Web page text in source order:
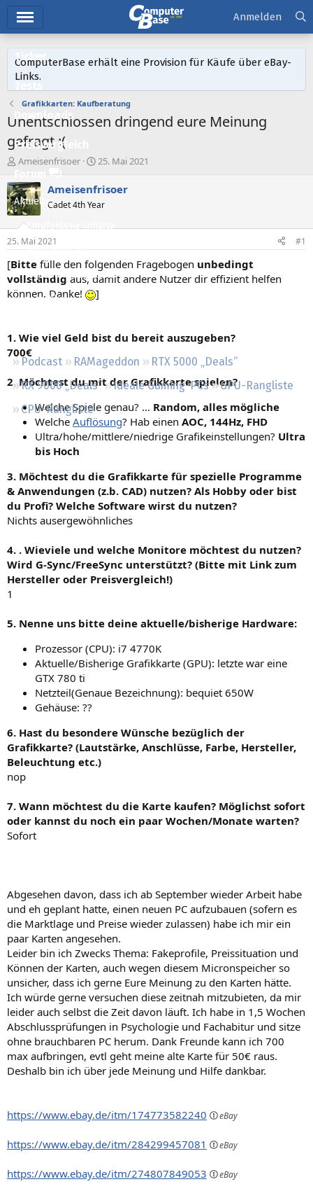
Ticker
Downloads
Preisvergleich
Forum
Aktuelles
Empfohlene Inhalte
Neue Beiträge
Neueste Aktivitäten
Leserartikel
Podcast RAMageddon
RTX 5000 „Deals“
RX 9000 „Deals“
Ideale Gaming-PCs
GPU-Rangliste
CPU-Rangliste
Anmelden
ComputerBase erhält eine Provision für Käufe über eBay-
Links.
Grafikkarten: Kaufberatung
Unentschlossen dringend eure Meinung
gefragt :(
E
r
s
t
e
e
r
Ameisenfrisoer
E
s
e
t
a
m
25. Mai 2021
Ameisenfrisoer
Cadet 4th Year
25. Mai 2021 #1
[Bitte fülle den folgenden Fragebogen unbedingt
vollständig aus, damit andere Nutzer dir effizient helfen
können. Danke!
]
1. Wie viel Geld bist du bereit auszugeben?
700€
2. Möchtest du mit der Grafikkarte spielen?
Welche Spiele genau? … Random, alles mögliche
Welche Auflösung? Hab einen AOC, 144Hz, FHD
Ultra/hohe/mittlere/niedrige Grafikeinstellungen? Ultra
bis Hoch
3. Möchtest du die Grafikkarte für spezielle Programme
& Anwendungen (z.b. CAD) nutzen? Als Hobby oder bist
du Profi? Welche Software wirst du nutzen?
Nichts ausergewöhnliches
4. . Wieviele und welche Monitore möchtest du nutzen?
Wird G-Sync/FreeSync unterstützt? (Bitte mit Link zum
Hersteller oder Preisvergleich!)
1
5. Nenne uns bitte deine aktuelle/bisherige Hardware:
Prozessor (CPU): i7 4770K
Aktuelle/Bisherige Grafikkarte (GPU): letzte war eine
GTX 780 ti
Netzteil(Genaue Bezeichnung): bequiet 650W
Gehäuse: ??
6. Hast du besondere Wünsche bezüglich der
Grafikkarte? (Lautstärke, Anschlüsse, Farbe, Hersteller,
Beleuchtung etc.)
nop
7. Wann möchtest du die Karte kaufen? Möglichst sofort
oder kannst du noch ein paar Wochen/Monate warten?
Sofort
Abgesehen davon, dass ich ab September wieder Arbeit habe
und eh geplant hatte, einen neuen PC aufzubauen (sofern es
die Marktlage und Preise wieder zulassen) habe ich mir ein
paar Karten angesehen.
Leider bin ich Zwecks Thema: Fakeprofile, Preissituation und
Können der Karten, auch wegen diesem Micronspeicher so
unsicher, dass ich gerne Eure Meinung zu den Karten hätte.
Ich würde gerne versuchen diese zeitnah mitzubieten, da mir
leider auch selbst die Zeit davon läuft. Ich habe in 1,5 Wochen
Abschlussprüfungen in Psychologie und Fachabitur und sitze
ohne brauchbaren PC herum. Dank Freunde kann ich 700
max aufbringen, evtl geht meine alte Karte für 50€ raus.
Deshalb bin ich über jede Meinung und Hilfe dankbar.
https://www.ebay.de/itm/174773582240
https://www.ebay.de/itm/284299457081
https://www.ebay.de/itm/274807849053